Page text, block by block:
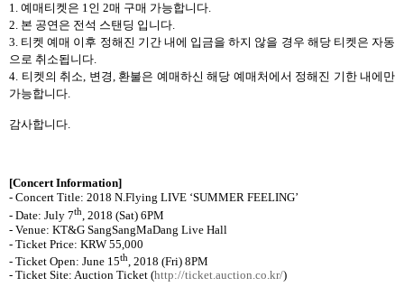
1. 예매티켓은 1인 2매 구매 가능합니다.
2. 본 공연은 전석 스탠딩 입니다.
3. 티켓 예매 이후 정해진 기간 내에 입금을 하지 않을 경우 해당 티켓은 자동
으로 취소됩니다.
4. 티켓의 취소, 변경, 환불은 예매하신 해당 예매처에서 정해진 기한 내에만
가능합니다.
감사합니다.
[Concert Information]
- Concert Title: 2018 N.Flying LIVE ‘SUMMER FEELING’
- Date: July 7th , 2018 (Sat) 6PM
- Venue: KT&G SangSangMaDang Live Hall
- Ticket Price: KRW 55,000
- Ticket Open: June 15th , 2018 (Fri) 8PM
- Ticket Site: Auction Ticket (http://ticket.auction.co.kr/)